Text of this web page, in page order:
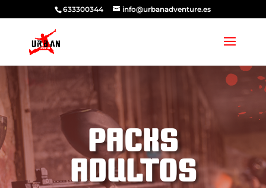
633300344 info@urbanadventure.es
PACKS
ADULTOS